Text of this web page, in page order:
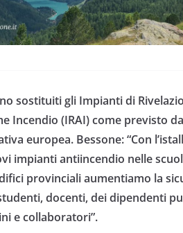
sostituiti gli Impianti di
Incendio (IRAI) come previsto
europea. Bessone: “Con
impianti antiincendio nelle
provinciali aumentiamo la
docenti, dei dipendenti
e collaboratori”.